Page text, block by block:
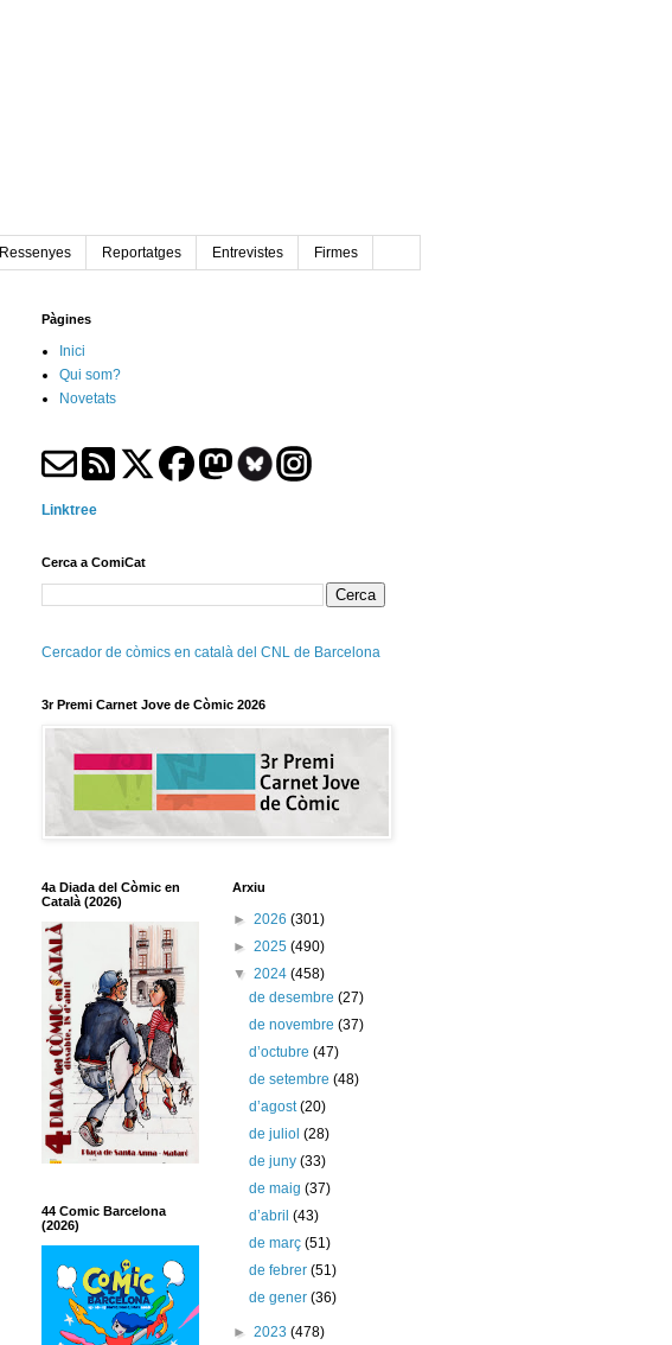
Ressenyes Reportatges Entrevistes Firmes
Pàgines
Inici
Qui som?
Novetats
Linktree
Cerca a ComiCat
Cercador de còmics en català del CNL de Barcelona
3r Premi Carnet Jove de Còmic 2026
4a Diada del Còmic en
Català (2026)
44 Comic Barcelona
(2026)
Arxiu
► 2026 (301)
► 2025 (490)
▼ 2024 (458)
de desembre(27)
de novembre(37)
d’octubre(47)
de setembre(48)
d’agost(20)
de juliol(28)
de juny(33)
de maig(37)
d’abril(43)
de març(51)
de febrer(51)
de gener(36)
► 2023 (478)